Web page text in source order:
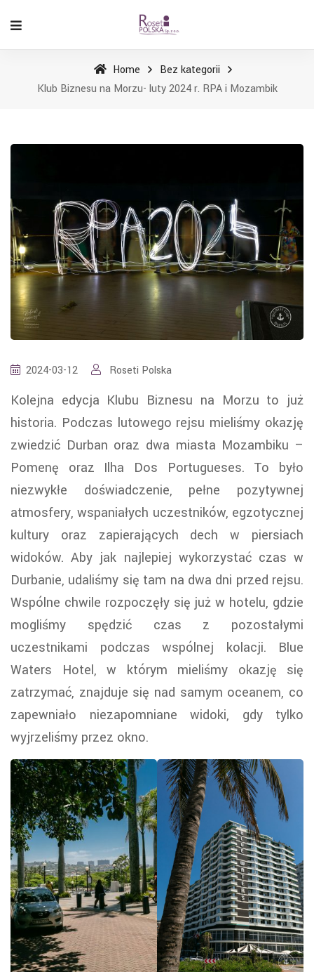
Home
Bez kategorii
Klub Biznesu na Morzu- luty 2024 r. RPA i Mozambik
2024-03-12 Roseti Polska
Kolejna edycja Klubu Biznesu na Morzu to już
historia. Podczas lutowego rejsu mieliśmy okazję
zwiedzić Durban oraz dwa miasta Mozambiku –
Pomenę oraz Ilha Dos Portugueses. To było
niezwykłe doświadczenie, pełne pozytywnej
atmosfery, wspaniałych uczestników, egzotycznej
kultury oraz zapierających dech w piersiach
widoków. Aby jak najlepiej wykorzystać czas w
Durbanie, udaliśmy się tam na dwa dni przed rejsu.
Wspólne chwile rozpoczęły się już w hotelu, gdzie
mogliśmy spędzić czas z pozostałymi
uczestnikami podczas wspólnej kolacji. Blue
Waters Hotel, w którym mieliśmy okazję się
zatrzymać, znajduje się nad samym oceanem, co
zapewniało niezapomniane widoki, gdy tylko
wyjrzeliśmy przez okno.